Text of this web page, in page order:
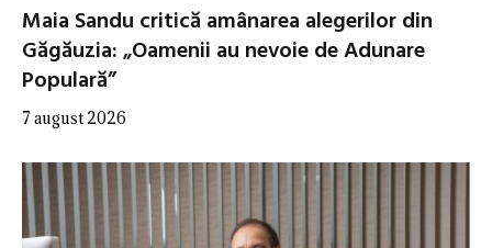
Maia Sandu critică amânarea alegerilor din
Găgăuzia: „Oamenii au nevoie de Adunare
Populară”
7 august 2026